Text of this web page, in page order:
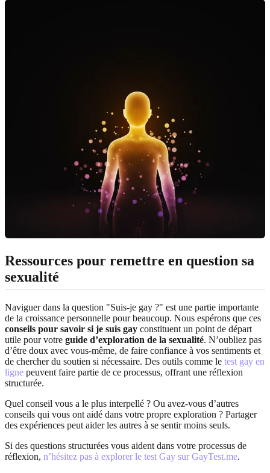
Ressources pour remettre en question sa
sexualité
Naviguer dans la question "Suis-je gay ?" est une partie importante
de la croissance personnelle pour beaucoup. Nous espérons que ces
conseils pour savoir si je suis gay constituent un point de départ
utile pour votre guide d’exploration de la sexualité. N’oubliez pas
d’être doux avec vous-même, de faire confiance à vos sentiments et
de chercher du soutien si nécessaire. Des outils comme le test gay en
ligne peuvent faire partie de ce processus, offrant une réflexion
structurée.
Quel conseil vous a le plus interpellé ? Ou avez-vous d’autres
conseils qui vous ont aidé dans votre propre exploration ? Partager
des expériences peut aider les autres à se sentir moins seuls.
Si des questions structurées vous aident dans votre processus de
réflexion, n’hésitez pas à explorer le test Gay sur GayTest.me.